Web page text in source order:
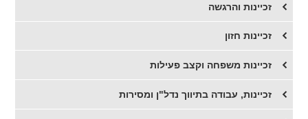
זכיינות והרגשה
זכיינות חזון
זכיינות משפחה וקצב פעילות
זכיינות, עבודה בתיווך נדל"ן ומסירות